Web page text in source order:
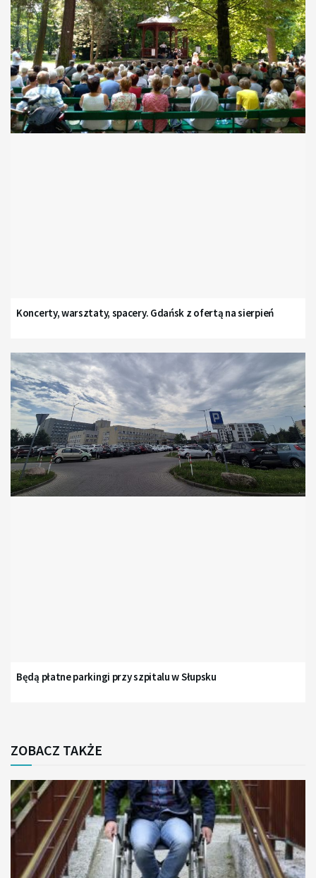
Koncerty, warsztaty, spacery. Gdańsk z ofertą na sierpień
Będą płatne parkingi przy szpitalu w Słupsku
ZOBACZ TAKŻE